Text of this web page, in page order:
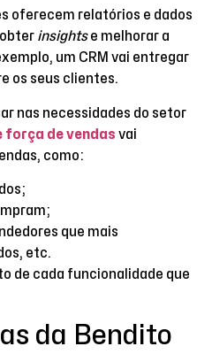
oferecem relatórios e dados
insightse melhorar a
um CRM vai entregar
os seus clientes.
nas necessidades do setor
força de vendas vai
como:
que mais
etc.
de cada funcionalidade que
da Bendito